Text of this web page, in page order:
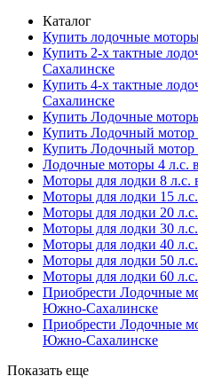
Каталог
Купить лодочные
Купить 2-х тактные
Сахалинске
Купить 4-х тактные
Сахалинске
Купить Лодочные
Купить Лодочный
Купить Лодочный
Лодочные моторы 4 л.с.
Моторы для лодки 8
Моторы для лодки 15
Моторы для лодки 20
Моторы для лодки 30
Моторы для лодки 40
Моторы для лодки 50
Моторы для лодки 60
Приобрести Лодочные
Южно-Сахалинске
Приобрести Лодочные
Южно-Сахалинске
Показать еще